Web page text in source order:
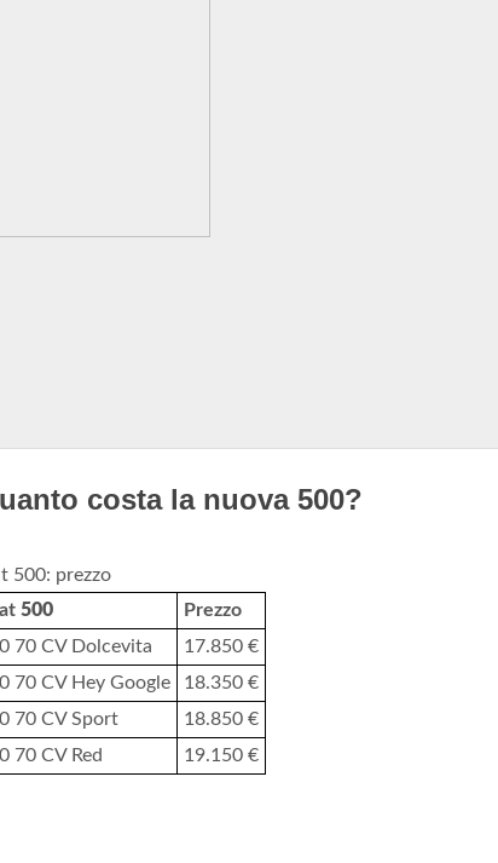
costa la nuova 500?
500: prezzo
500
Prezzo
70 CV Dolcevita
17.850 €
70 CV Hey Google
18.350 €
70 CV Sport
18.850 €
70 CV Red
19.150 €